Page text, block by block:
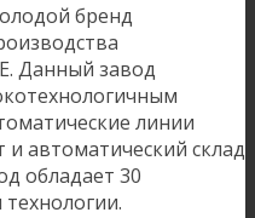
бренд
Данный завод
линии
автоматический склад
обладает 30